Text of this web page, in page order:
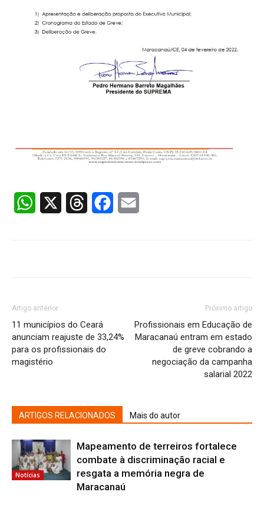
WhatsApp ThreadsFacebook
Artigo anterior
11 municípios do Ceará
anunciam reajuste de 33,24%
para os profissionais do
magistério
Próximo artigo
Profissionais em Educação de
Maracanaú entram em estado
de greve cobrando a
negociação da campanha
salarial 2022
ARTIGOS RELACIONADOS Mais do autor
Notícias
Mapeamento de terreiros fortalece
combate à discriminação racial e
resgata a memória negra de
Maracanaú